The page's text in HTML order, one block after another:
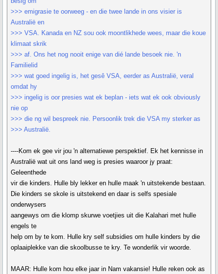
>>> emigrasie te oorweeg - en die twee lande in ons visier is
Australië en
>>> VSA. Kanada en NZ sou ook moontlikhede wees, maar die koue
klimaat skrik
>>> af. Ons het nog nooit enige van dié lande besoek nie. 'n
Familielid
>>> wat goed ingelig is, het gesê VSA, eerder as Australië, veral
omdat hy
>>> ingelig is oor presies wat ek beplan - iets wat ek ook obviously
nie op
>>> die ng wil bespreek nie. Persoonlik trek die VSA my sterker as
>>> Australië.
----Kom ek gee vir jou 'n alternatiewe perspektief. Ek het kennisse in
Australië wat uit ons land weg is presies waaroor jy praat:
Geleenthede
vir die kinders. Hulle bly lekker en hulle maak 'n uitstekende bestaan.
Die kinders se skole is uitstekend en daar is selfs spesiale
onderwysers
aangewys om die klomp skurwe voetjies uit die Kalahari met hulle
engels te
help om by te kom. Hulle kry self subsidies om hulle kinders by die
oplaaiplekke van die skoolbusse te kry. Te wonderlik vir woorde.
MAAR: Hulle kom hou elke jaar in Nam vakansie! Hulle reken ook as